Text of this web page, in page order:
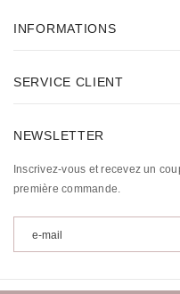
INFORMATIONS
SERVICE CLIENT
NEWSLETTER
Inscrivez-vous et recevez un
première commande.